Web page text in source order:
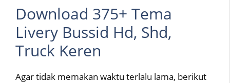
Download 375+ Tema
Livery Bussid Hd, Shd,
Truck Keren
Agar tidak memakan waktu terlalu lama, berikut